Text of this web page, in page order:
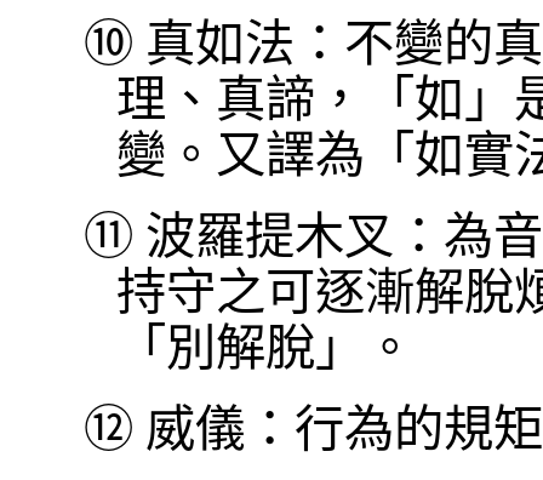
⑩ 真如法：不變的
理、真諦，「如」
變。又譯為「如實
⑪ 波羅提木叉：為
持守之可逐漸解脫
「別解脫」。
⑫ 威儀：行為的規